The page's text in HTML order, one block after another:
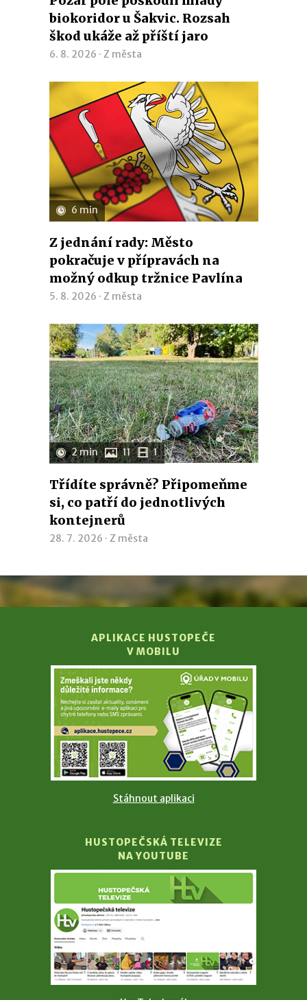
biokoridor u Šakvic. Rozsah
škod ukáže až příští jaro
6. 8. 2026 · Z města
6 min
Z jednání rady: Město
pokračuje v přípravách na
možný odkup tržnice Pavlína
5. 8. 2026 · Z města
2 min 11 1
Třídíte správně? Připomeňme
si, co patří do jednotlivých
kontejnerů
28. 7. 2026 · Z města
APLIKACE HUSTOPEČE
V MOBILU
Stáhnout aplikaci
HUSTOPEČSKÁ TELEVIZE
NA YOUTUBE